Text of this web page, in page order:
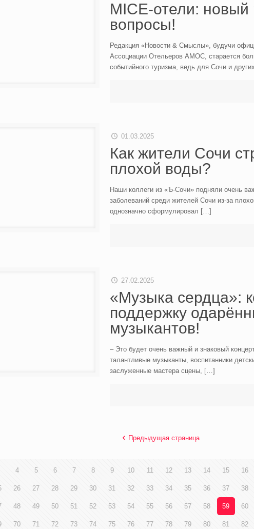
MICE-отели:
вопросы!
Редакция «Новости & Смыслы», будучи
Ассоциации Отельеров АМОС, старается
событийного туризма, ведь для Сочи и
01.03.2025
Как жители Сочи
плохой воды?
Наши коллеги из «Ъ-Сочи» подняли очень
заболеваний среди жителей Сочи из-за
однозначно сформулировал […]
27.02.2025
«Музыка сердца»:
поддержку
музыкантов!
– Это будет очень важный и знаковый
талантливые музыканты, воспитанники
заслуженные мастера сцены, […]
Предыдущая страница
4 5 6 7 8 9 10 11 12 13 14 15 16
26 27 28 29 30 31 32 33 34 35 36 37 38
48 49 50 51 52 53 54 55 56 57 58 59 60
70 71 72 73 74 75 76 77 78 79 80 81 82